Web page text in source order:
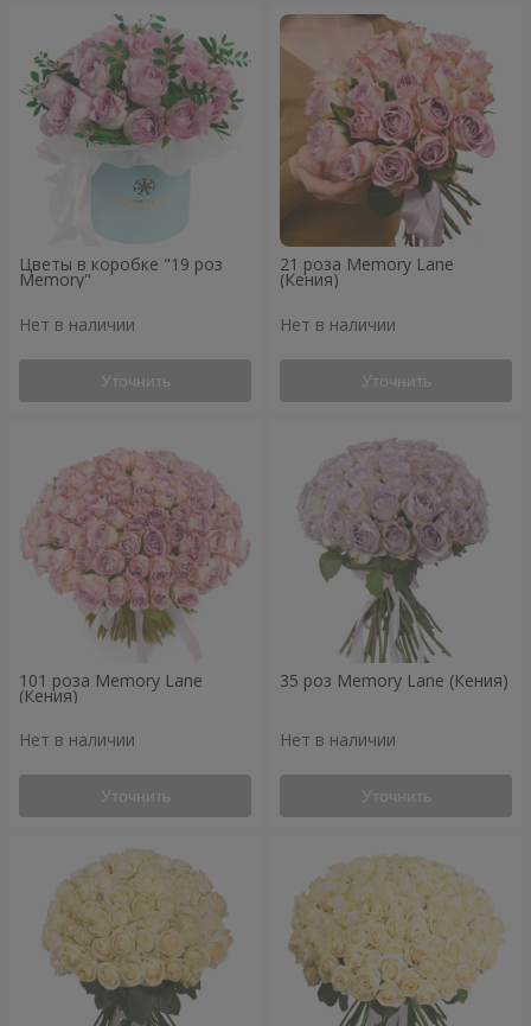
Цветы в коробке "19 роз
Memory"
Нет в наличии
Уточнить
21 роза Memory Lane
(Кения)
Нет в наличии
Уточнить
101 роза Memory Lane
(Кения)
Нет в наличии
Уточнить
35 роз Memory Lane (Кения)
Нет в наличии
Уточнить